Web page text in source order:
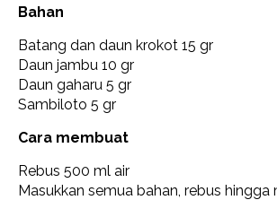
Bahan
Batang dan daun krokot 15 gr
Daun jambu 10 gr
Daun gaharu 5 gr
Sambiloto 5 gr
Cara membuat
Rebus 500 ml air
Masukkan semua bahan, rebus hingga